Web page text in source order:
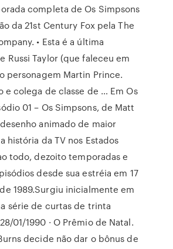
completa de Os Simpsons
da 21st Century Fox pela The
• Esta é a última
Russi Taylor (que faleceu em
personagem Martin Prince.
e colega de classe de … Em Os
01 – Os Simpsons, de Matt
animado de maior
história da TV nos Estados
todo, dezoito temporadas e
desde sua estréia em 17
1989.Surgiu inicialmente em
série de curtas de trinta
01/1990 · O Prêmio de Natal.
decide não dar o bônus de